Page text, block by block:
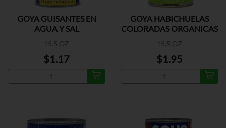
GOYA GUISANTES EN
AGUA Y SAL
15.5 OZ
$1.17
GOYA HABICHUELAS
COLORADAS ORGANICAS
15.5 OZ
$1.95